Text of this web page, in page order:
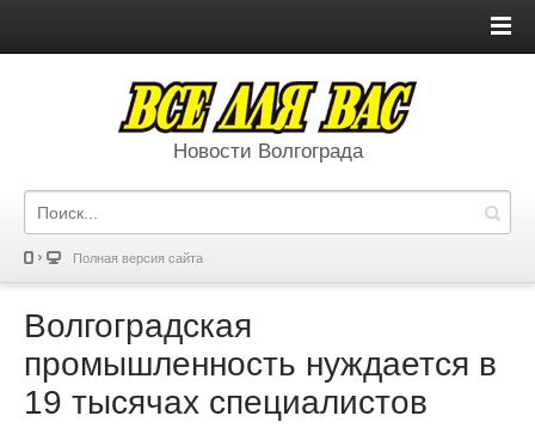
Новости Волгограда
Полная версия сайта
Волгоградская
промышленность нуждается в
19 тысячах специалистов